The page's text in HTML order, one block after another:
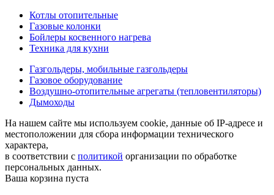
Котлы отопительные
Газовые колонки
Бойлеры косвенного нагрева
Техника для кухни
Газгольдеры, мобильные газгольдеры
Газовое оборудование
Воздушно-отопительные агрегаты (тепловентиляторы)
Дымоходы
На нашем сайте мы используем cookie, данные об IP-адресе и
местоположении для сбора информации технического
характера,
в соответствии с политикой организации по обработке
персональных данных.
Ваша корзина пуста